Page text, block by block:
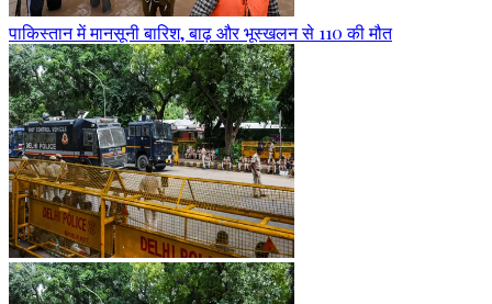
पाकिस्तान में मानसूनी बारिश, बाढ़ और भूस्खलन से 110 की मौत